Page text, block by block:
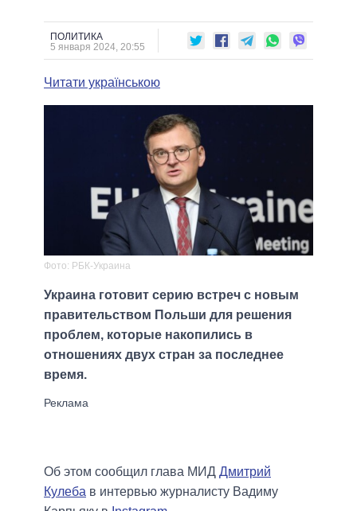
ГЛАВЫ ОБЛАДМИНИСТРАЦИЙ
МЭРЫ
ВСЕ ПЕРСОНЫ
СРАВНЕНИЕ ПОЛИТИКОВ
ПОЛИТИКА
5 января 2024, 20:55
Читати українською
Фото: РБК-Украина
Украина готовит серию встреч с новым
правительством Польши для решения
проблем, которые накопились в
отношениях двух стран за последнее
время.
Об этом сообщил глава МИД Дмитрий
Кулеба в интервью журналисту Вадиму